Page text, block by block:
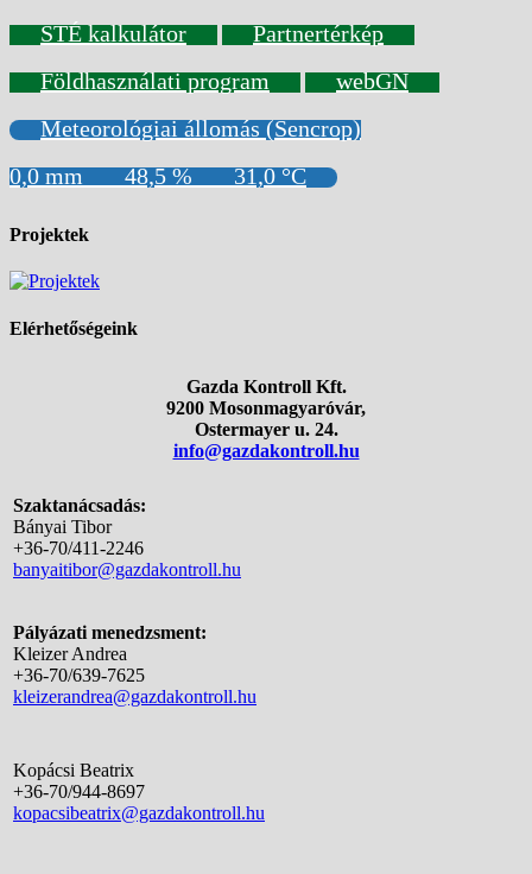
STÉ kalkulátor
Partnertérkép
Földhasználati program
webGN
Meteorológiai állomás (Sencrop)
0,0 mm48,5 %31,0 °C
Projektek
Elérhetőségeink
Gazda Kontroll Kft.
9200 Mosonmagyaróvár,
Ostermayer u. 24.
info@gazdakontroll.hu
Szaktanácsadás:
Bányai Tibor
+36-70/411-2246
banyaitibor@gazdakontroll.hu
Pályázati menedzsment:
Kleizer Andrea
+36-70/639-7625
kleizerandrea@gazdakontroll.hu
Kopácsi Beatrix
+36-70/944-8697
kopacsibeatrix@gazdakontroll.hu